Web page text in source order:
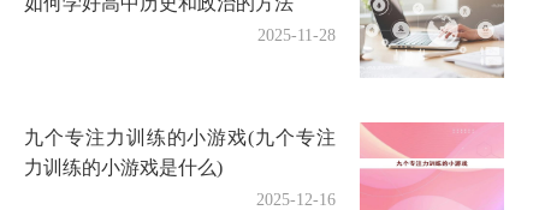
2025-11-28
九个专注力训练的小游戏(九个专注
力训练的小游戏是什么)
2025-12-16